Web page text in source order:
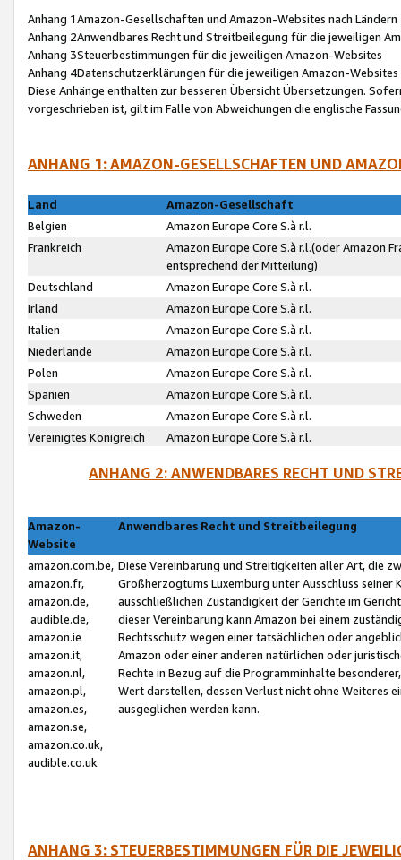
Anhang 1Amazon-Gesellschaften und Amazon-Websites nach Ländern
Anhang 2Anwendbares Recht und Streitbeilegung für die jeweiligen
Anhang 3Steuerbestimmungen für die jeweiligen Amazon-Websites
Anhang 4Datenschutzerklärungen für die jeweiligen Amazon-Websites
Diese Anhänge enthalten zur besseren Übersicht Übersetzungen.
vorgeschrieben ist, gilt im Falle von Abweichungen die englische
ANHANG 1: AMAZON-GESELLSCHAFTEN UND
Land
Amazon-Gesellschaft
Belgien
Amazon Europe Core S.à r.l.
Frankreich
Amazon Europe Core S.à r.l.(oder Amazon
entsprechend der Mitteilung)
Deutschland
Amazon Europe Core S.à r.l.
Irland
Amazon Europe Core S.à r.l.
Italien
Amazon Europe Core S.à r.l.
Niederlande
Amazon Europe Core S.à r.l.
Polen
Amazon Europe Core S.à r.l.
Spanien
Amazon Europe Core S.à r.l.
Schweden
Amazon Europe Core S.à r.l.
Vereinigtes Königreich
Amazon Europe Core S.à r.l.
ANHANG 2: ANWENDBARES RECHT UND
Amazon-
Website
Anwendbares Recht und Streitbeilegung
amazon.com.be,
amazon.fr,
amazon.de,
audible.de,
amazon.ie
amazon.it,
amazon.nl,
amazon.pl,
amazon.es,
amazon.se,
amazon.co.uk,
audible.co.uk
Diese Vereinbarung und Streitigkeiten aller Art, die
Großherzogtums Luxemburg unter Ausschluss
ausschließlichen Zuständigkeit der Gerichte im
dieser Vereinbarung kann Amazon bei einem
Rechtsschutz wegen einer tatsächlichen oder
Amazon oder einer anderen natürlichen oder
Rechte in Bezug auf die Programminhalte
Wert darstellen, dessen Verlust nicht ohne Weiteres
ausgeglichen werden kann.
ANHANG 3: STEUERBESTIMMUNGEN FÜR DIE